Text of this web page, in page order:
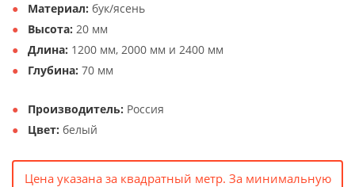
Материал: бук/ясень
Высота: 20 мм
Длина: 1200 мм, 2000 мм и 2400 мм
Глубина: 70 мм
Производитель: Россия
Цвет: белый
Цена указана за квадратный метр. За минимальную